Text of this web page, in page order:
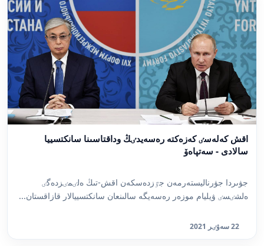
اقش كەلەسٸ كەزەكتە رەسەيدٸڭ وداقتاسىنا سانكتسييا
سالادى - سەتپاەۆ
جۋىردا جۋرناليستەرمەن جٷزدەسكەن اقش-تىڭ ەلٸمٸزدەگٸ
ەلشٸسٸ ۋيليام موزەر رەسەيگە سالىنعان سانكتسييالار قازاقستان...
22 سەۋٸر 2021